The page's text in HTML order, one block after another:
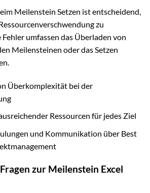
Meilenstein Setzen ist entscheidend,
zu
umfassen das Überladen von
Meilensteinen oder das Setzen
Überkomplexität bei der
Ressourcen für jedes Ziel
und Kommunikation über Best
zur Meilenstein Excel